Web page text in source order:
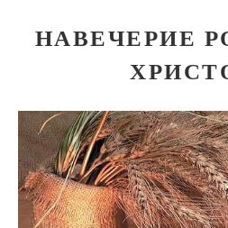
НАВЕЧЕРИЕ